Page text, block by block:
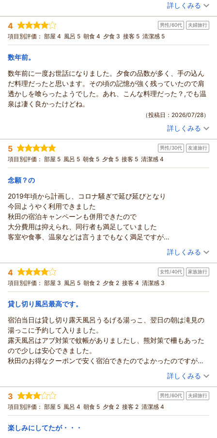
投稿者： ツヨシさん(男性/60代)
宿泊プラン： ◆ 和洋室・夕食コース・スタンダード ◆
和洋室
朝・夕
宿泊価格帯： 23,001～24,000円(大人一人あたり/税込)
詳しくみる
4 男性/60代 夫婦旅行
項目別評価： 部屋 4 風呂 5 朝食 4 夕食 3 接客 5 清潔感 5
数年前。
数年前に一度お世話になりました。夕食の品数が多く、手の込ん
だ料理だったと思います。その頃の記憶が強く残っていたので肩
透かしを喰らったようでした。あれ、こんな料理だった？,でも温
泉は凄く良かったけどね。
（投稿日：2026/07/28）
投稿者： ひよりさん(男性/60代)
宿泊プラン： ◆ 和洋室・夕食コース・スタンダード ◆
和洋室
朝・夕
宿泊価格帯： 23,001～24,000円(大人一人あたり/税込)
詳しくみる
5 男性/30代 友達旅行
項目別評価： 部屋 5 風呂 5 朝食 5 夕食 5 接客 5 清潔感 4
念願？の
2019年頃から計画し、コロナ騒ぎで延び延びとなり
今回ようやく利用できました
秋田の宿泊キャンペーンも併用できたので
大分費用は抑えられ、同行者も満足していました
客室や食事、温泉などは言うまでもなく満足ですが
図書室や資料室等もあり、ロビーではコーヒー等をいただきなが
今度は連泊でゆっくり滞在させてもらいたいです
ありがとうございました
（投稿日：2026/07/27）
宿泊時期： 2026年06月宿泊 (友達旅行)
投稿者： テンテンさん
宿泊プラン： ◆ 和洋室・夕食コース・グレードアップ ◆
朝・夕
宿泊価格帯： 26,001～27,000円(大人一人あたり/税込)
詳しくみる
4 女性/40代 家族旅行
項目別評価： 部屋 3 風呂 5 朝食 2 夕食 2 接客 4 清潔感 3
貸し切り風呂最高です。
宿泊当日は貸し切り露天風呂うるげる湯っこ、翌日の朝は滝見の
湯っこに予約して入りました。
露天風呂はアブ対策で蚊帳がありましたし、熊対策で柵もあった
ので少しは安心できました。
秋田のお得なクーポンで安く宿泊できたのでよかったのですが、
（投稿日：2026/07/26）
宿泊時期： 2026年07月宿泊 (家族旅行)
投稿者： らっしゅさん
宿泊プラン： ◆ 和洋室・夕食コース・スタンダード ◆
朝・夕
宿泊価格帯： 23,001～24,000円(大人一人あたり/税込)
詳しくみる
3 男性/60代 夫婦旅行
項目別評価： 部屋 5 風呂 4 朝食 5 夕食 2 接客 2 清潔感 4
楽しみにしてたが・・・